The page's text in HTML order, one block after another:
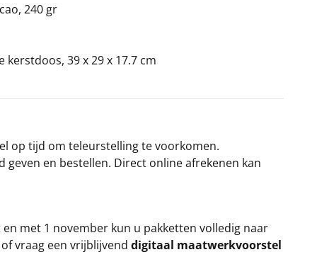
240 gr
kerstdoos, 39 x 29 x 17.7 cm
op tijd om teleurstelling te voorkomen.
en bestellen. Direct online afrekenen kan
met 1 november kun u pakketten volledig naar
of vraag een vrijblijvend digitaal maatwerkvoorstel